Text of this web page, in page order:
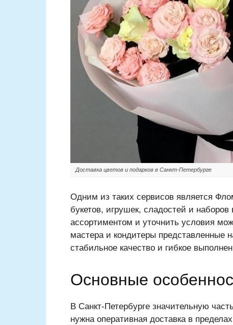
Доставка цветов и подарков в Санкт-Петербурге
Одним из таких сервисов является
букетов, игрушек, сладостей и
ассортиментом и уточнить условия
мастера и кондитеры представленные
стабильное качество и гибкое
Основные
В Санкт-Петербурге значительную
нужна оперативная доставка в